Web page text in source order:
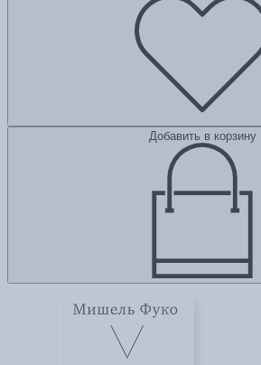
Добавить в корзину